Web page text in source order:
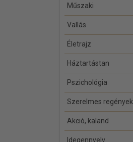
Műszaki
Vallás
Életrajz
Háztartástan
Pszichológia
Szerelmes regények
Akció, kaland
Idegennyelv